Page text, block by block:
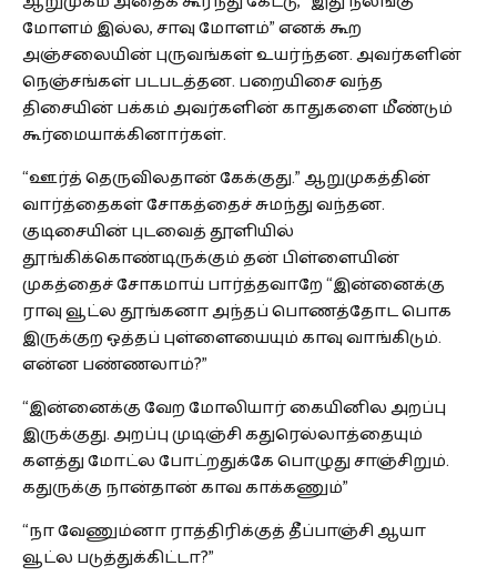
மோளம் இல்ல, சாவு மோளம்” எனக் கூற
அஞ்சலையின் புருவங்கள் உயர்ந்தன. அவர்களின்
நெஞ்சங்கள் படபடத்தன. பறையிசை வந்த
திசையின் பக்கம் அவர்களின் காதுகளை மீண்டும்
கூர்மையாக்கினார்கள்.
“ஊர்த் தெருவிலதான் கேக்குது.” ஆறுமுகத்தின்
வார்த்தைகள் சோகத்தைச் சுமந்து வந்தன.
குடிசையின் புடவைத் தூளியில்
தூங்கிக்கொண்டிருக்கும் தன் பிள்ளையின்
முகத்தைச் சோகமாய் பார்த்தவாறே “இன்னைக்கு
ராவு வூட்ல தூங்கனா அந்தப் பொணத்தோட பொக
இருக்குற ஒத்தப் புள்ளையையும் காவு வாங்கிடும்.
என்ன பண்ணலாம்?”
“இன்னைக்கு வேற மோலியார் கையினில அறப்பு
இருக்குது. அறப்பு முடிஞ்சி கதுரெல்லாத்தையும்
களத்து மோட்ல போட்றதுக்கே பொழுது சாஞ்சிறும்.
கதுருக்கு நான்தான் காவ காக்கணும்”
“நா வேணும்னா ராத்திரிக்குத் தீப்பாஞ்சி ஆயா
வூட்ல படுத்துக்கிட்டா?”